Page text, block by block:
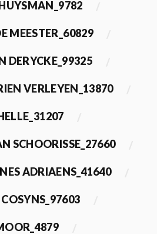
MEESTER_60829
DERYCKE_99325
VERLEYEN_13870
SCHOORISSE_27660
ADRIAENS_41640